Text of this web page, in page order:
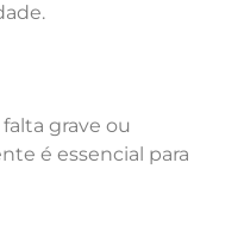
grave ou
é essencial para